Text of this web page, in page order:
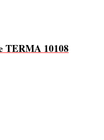
10108